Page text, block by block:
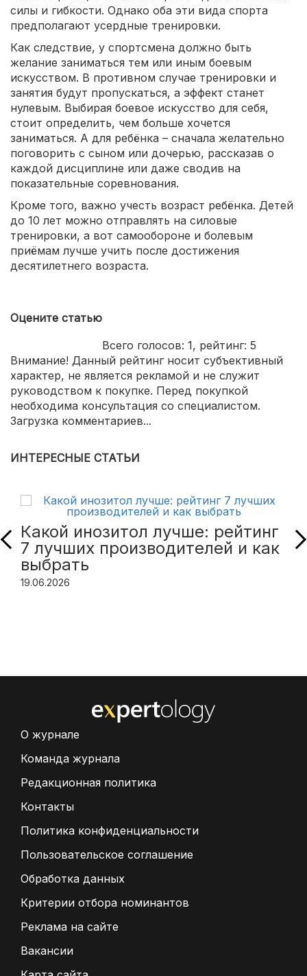
силы и гибкости. Однако оба эти вида спорта
предполагают усердные тренировки.
Как следствие, у спортсмена должно быть
желание заниматься тем или иным боевым
искусством. В противном случае тренировки и
занятия будут пропускаться, а эффект станет
нулевым. Выбирая боевое искусство для себя,
стоит определить, чем больше хочется
заниматься. А для ребёнка – сначала желательно
поговорить с сыном или дочерью, рассказав о
каждой дисциплине или даже сводив на
показательные соревнования.
Кроме того, важно учесть возраст ребёнка. Детей
до 10 лет можно отправлять на силовые
тренировки, а вот самообороне и болевым
приёмам лучше учить после достижения
десятилетнего возраста.
Оцените статью
Всего голосов: 1, рейтинг: 5
Внимание! Данный рейтинг носит субъективный
характер, не является рекламой и не служит
руководством к покупке. Перед покупкой
необходима консультация со специалистом.
Загрузка комментариев...
ИНТЕРЕСНЫЕ СТАТЬИ
Какой инозитол лучше: рейтинг
7 лучших производителей и как
выбрать
19.06.2026
О журнале
Команда журнала
Редакционная политика
Контакты
Политика конфиденциальности
Пользовательское соглашение
Обработка данных
Критерии отбора номинантов
Реклама на сайте
Вакансии